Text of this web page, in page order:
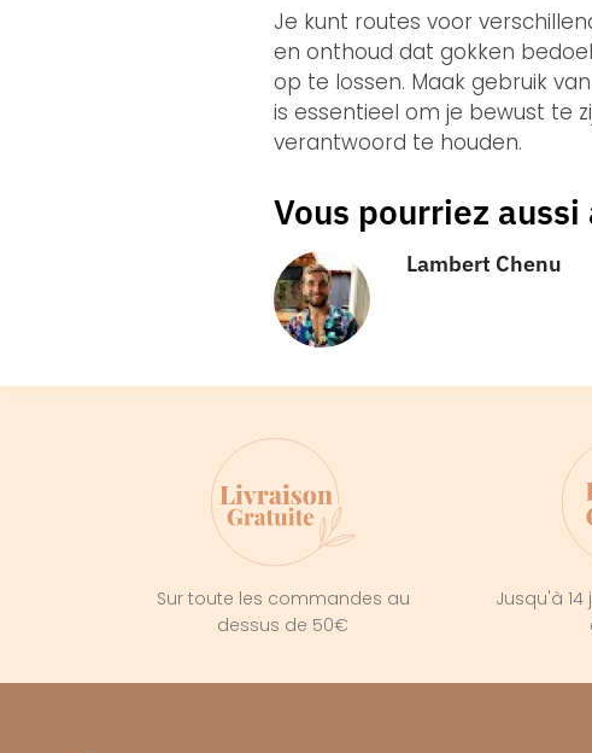
Je kunt routes voor
en onthoud dat gokken
op te lossen. Maak gebruik
is essentieel om je bewust te
verantwoord te houden.
Vous pourriez
Lambert Chenu
Sur toute les commandes au
dessus de 50€
Jusqu'à